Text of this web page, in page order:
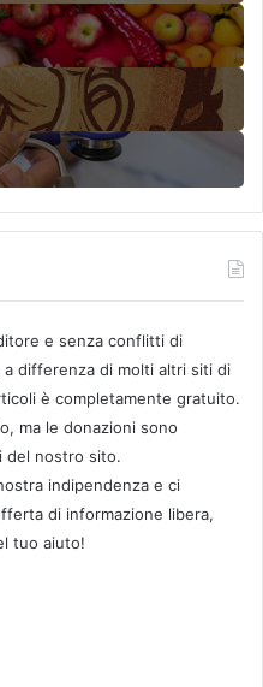
e senza conflitti di
differenza di molti altri siti di
è completamente gratuito.
ma le donazioni sono
del nostro sito.
indipendenza e ci
di informazione libera,
tuo aiuto!